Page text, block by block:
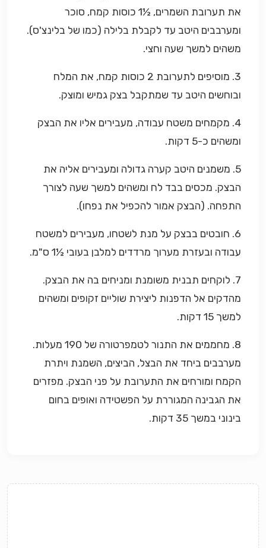
את תערובת השמרים, ½1 כוסות קמח, סוכר
ומערבבים היטב עד לקבלת בלילה (כמו של בלינצ'ס).
משהים למשך שעה וחצי.
3. מוסיפים לתערובת 2 כוסות קמח, את המלח
ובוחשים היטב עד שמתקבל בצק גמיש ומוצק.
4. מקמחים משטח עבודה, מעבירים אליו את הבצק
ומשהים כ-5 דקות.
5. משמנים היטב קערה גדולה ומעבירים אליה את
הבצק. מכסים בבד לח ומשהים למשך שעה לצורך
התפחה. (הבצק אמור להכפיל את נפחו).
6. חובטים בבצק על מנת לשטחו, מעבירים למשטח
עבודה ובעזרת מערוך מרדדים למלבן בעובי ½1 ס"מ.
7. לוקחים תבנית משומנת ומניחים בה את הבצק.
מהדקים אל הדפנות ליצירת שוליים זקופים ומשהים
למשך 15 דקות.
8. מחממים את התנור לטמפרטורה של 190 מעלות.
מערבבים ביחד את הבצל, הביצים, השמנת ויתרת
הקמח ומורחים את התערובת על פני הבצק. מפזרים
את הגבינה המגוררת על הפשטידה ואופים בחום
בינוני במשך 35 דקות.